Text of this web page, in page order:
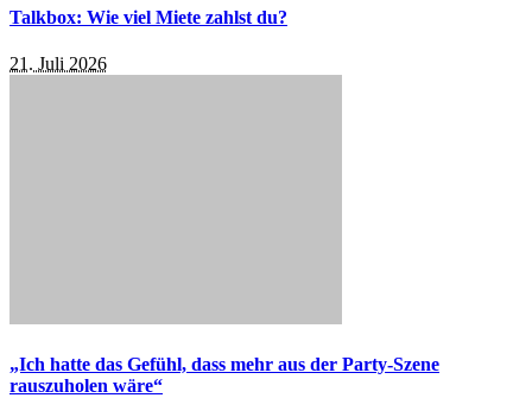
Talkbox: Wie viel Miete zahlst du?
21. Juli 2026
„Ich hatte das Gefühl, dass mehr aus der Party-Szene
rauszuholen wäre“